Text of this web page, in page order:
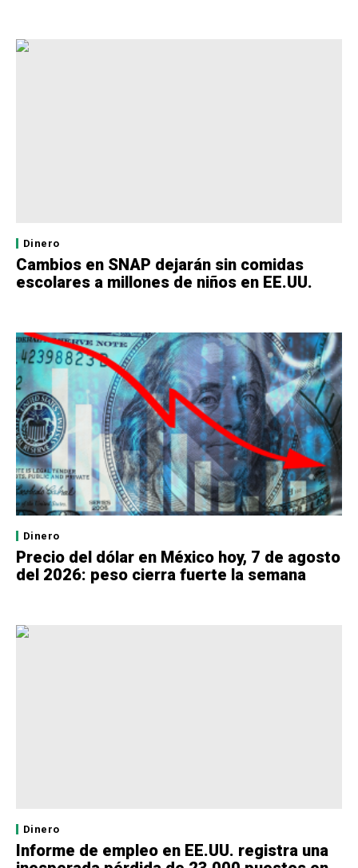
Dinero
Cambios en SNAP dejarán sin comidas
escolares a millones de niños en EE.UU.
Dinero
Precio del dólar en México hoy, 7 de agosto
del 2026: peso cierra fuerte la semana
Dinero
Informe de empleo en EE.UU. registra una